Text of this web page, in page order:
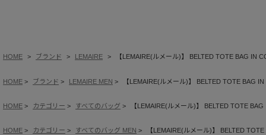
HOME ブランド LEMAIRE 【LEMAIRE(ルメール)】 BELTED TOTE BAG IN
HOME ブランド LEMAIRE MEN 【LEMAIRE(ルメール)】 BELTED TOTE BAG
HOME カテゴリー すべてのバッグ 【LEMAIRE(ルメール)】 BELTED TOTE
HOME カテゴリー すべてのバッグ MEN 【LEMAIRE(ルメール)】 BELTED